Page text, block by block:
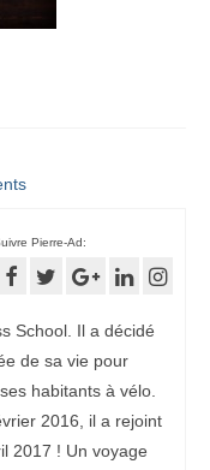
Pierre-Ad:
School. Il a décidé
de sa vie pour
habitants à vélo.
2016, il a rejoint
2017 ! Un voyage